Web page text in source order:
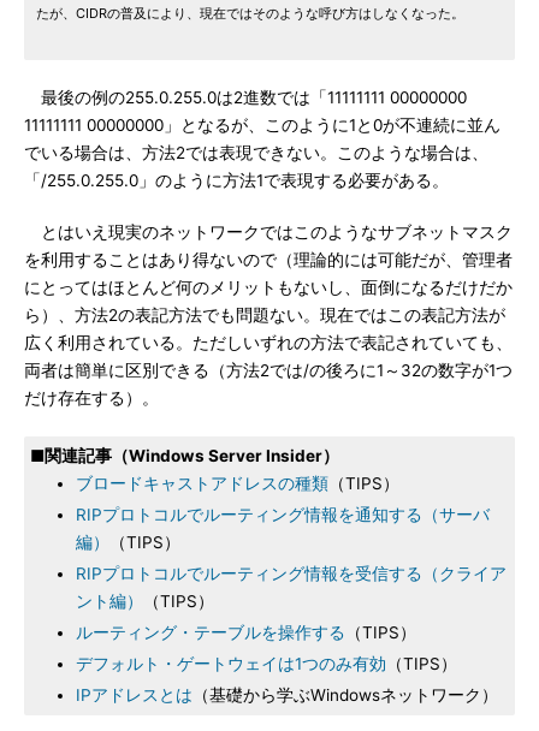
たが、CIDRの普及により、現在ではそのような呼び方はしなくなった。
最後の例の255.0.255.0は2進数では「11111111 00000000
11111111 00000000」となるが、このように1と0が不連続に並ん
でいる場合は、方法2では表現できない。このような場合は、
「/255.0.255.0」のように方法1で表現する必要がある。
とはいえ現実のネットワークではこのようなサブネットマスク
を利用することはあり得ないので（理論的には可能だが、管理者
にとってはほとんど何のメリットもないし、面倒になるだけだか
ら）、方法2の表記方法でも問題ない。現在ではこの表記方法が
広く利用されている。ただしいずれの方法で表記されていても、
両者は簡単に区別できる（方法2では/の後ろに1～32の数字が1つ
だけ存在する）。
■関連記事（Windows Server Insider）
ブロードキャストアドレスの種類 （TIPS）
RIPプロトコルでルーティング情報を通知する（サーバ
編）
（TIPS）
RIPプロトコルでルーティング情報を受信する（クライア
ント編）
（TIPS）
ルーティング・テーブルを操作する （TIPS）
デフォルト・ゲートウェイは1つのみ有効 （TIPS）
IPアドレスとは （基礎から学ぶWindowsネットワーク）